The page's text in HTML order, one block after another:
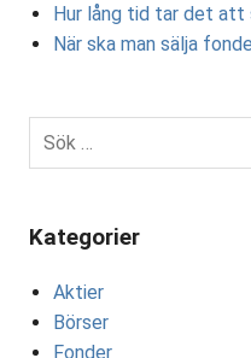
Hur lång tid tar det att
När ska man sälja
Kategorier
Aktier
Börser
Fonder